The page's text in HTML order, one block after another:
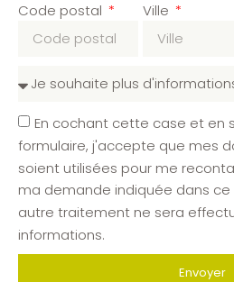
Code postal Ville
En cochant cette case et en
formulaire, j'accepte que mes
soient utilisées pour me
ma demande indiquée dans ce
autre traitement ne sera
informations.
Envoyer